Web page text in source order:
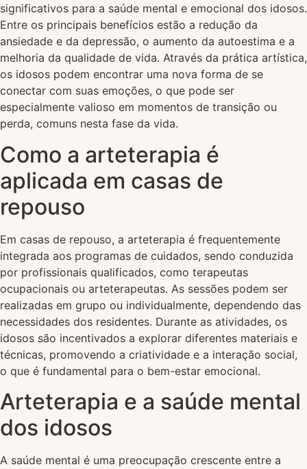
significativos para a saúde mental e emocional dos idosos.
Entre os principais benefícios estão a redução da
ansiedade e da depressão, o aumento da autoestima e a
melhoria da qualidade de vida. Através da prática artística,
os idosos podem encontrar uma nova forma de se
conectar com suas emoções, o que pode ser
especialmente valioso em momentos de transição ou
perda, comuns nesta fase da vida.
Como a arteterapia é
aplicada em casas de
repouso
Em casas de repouso, a arteterapia é frequentemente
integrada aos programas de cuidados, sendo conduzida
por profissionais qualificados, como terapeutas
ocupacionais ou arteterapeutas. As sessões podem ser
realizadas em grupo ou individualmente, dependendo das
necessidades dos residentes. Durante as atividades, os
idosos são incentivados a explorar diferentes materiais e
técnicas, promovendo a criatividade e a interação social,
o que é fundamental para o bem-estar emocional.
Arteterapia e a saúde mental
dos idosos
A saúde mental é uma preocupação crescente entre a